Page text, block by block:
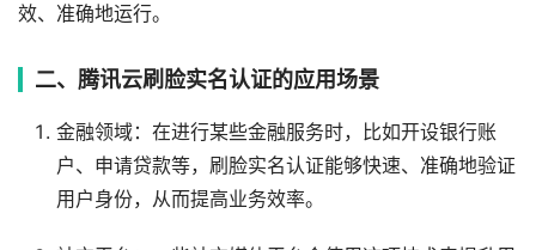
效、准确地运行。
二、腾讯云刷脸实名认证的应用场景
金融领域：在进行某些金融服务时，比如开设银行账
户、申请贷款等，刷脸实名认证能够快速、准确地验证
用户身份，从而提高业务效率。